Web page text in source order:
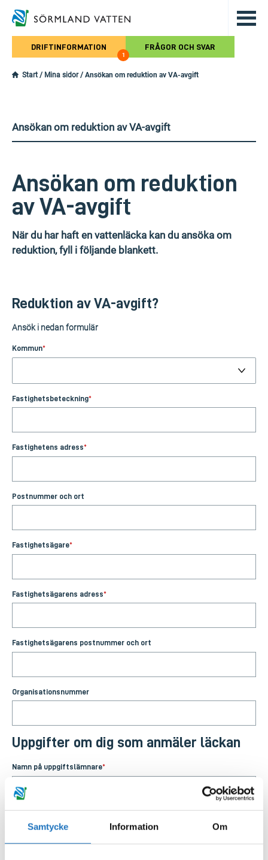
Samtycke Information Om
Hoppa till det huvudsakliga
DRIFTINFORMATION
1
FRÅGOR OCH SVAR
Start / Mina sidor/ Ansökan om reduktion av VA-avgift
Ansökan om reduktion av VA-avgift
Ansökan om reduktion
av VA-avgift
När du har haft en vattenläcka kan du ansöka om
reduktion, fyll i följande blankett.
Reduktion av VA-avgift?
Ansök i nedan formulär
Kommun*
Fastighetsbeteckning*
Fastighetens adress*
Postnummer och ort
Fastighetsägare*
Fastighetsägarens adress*
Fastighetsägarens postnummer och ort
Organisationsnummer
Uppgifter om dig som anmäler läckan
Namn på uppgiftslämnare*